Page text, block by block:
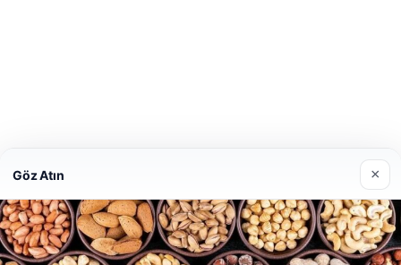
Göz Atın ×